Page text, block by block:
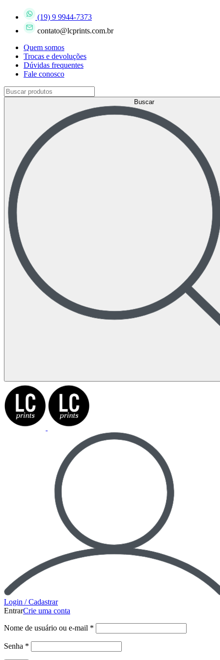
(19) 9 9944-7373
contato@lcprints.com.br
Quem somos
Trocas e devoluções
Dúvidas frequentes
Fale conosco
Buscar
Login / Cadastrar
EntrarCrie uma conta
Nome de usuário ou e-mail *
Senha *